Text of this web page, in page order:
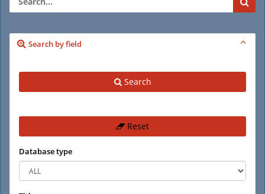
Search by field
Search
Reset
Database type